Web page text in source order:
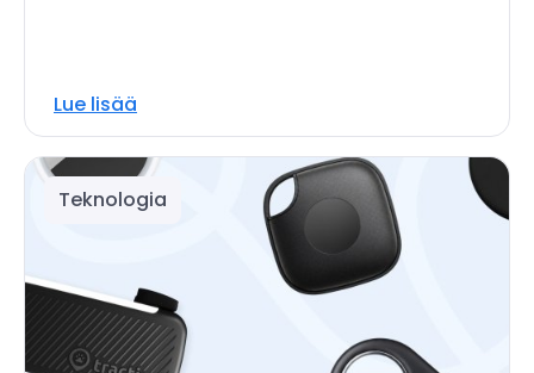
Lue lisää
Teknologia